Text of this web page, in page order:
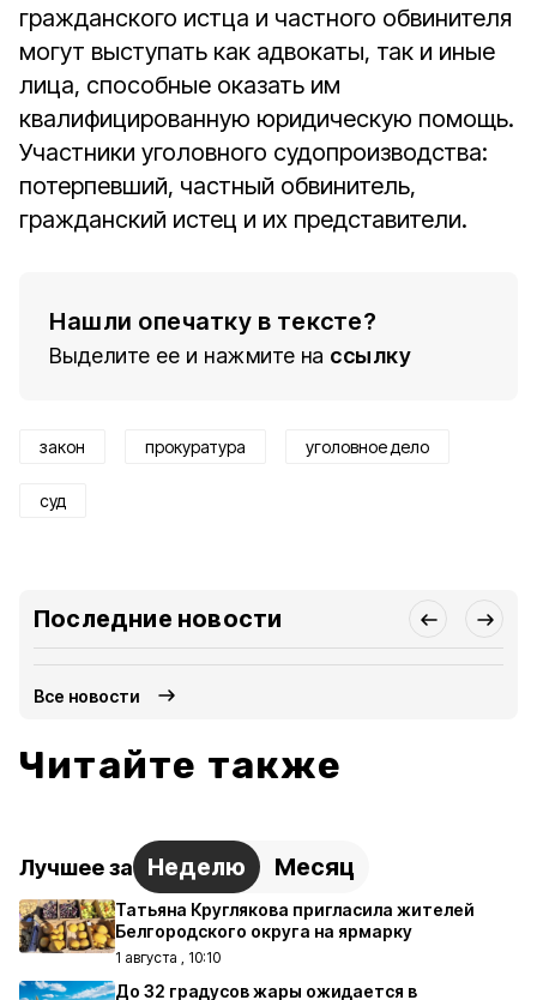
гражданского истца и частного обвинителя
могут выступать как адвокаты, так и иные
лица, способные оказать им
квалифицированную юридическую помощь.
Участники уголовного судопроизводства:
потерпевший, частный обвинитель,
гражданский истец и их представители.
Нашли опечатку в тексте?
Выделите ее и нажмите на ссылку
закон прокуратура уголовное дело
суд
Последние новости
Все новости
Читайте также
Лучшее за Неделю Месяц
Татьяна Круглякова пригласила жителей
Белгородского округа на ярмарку
1 августа , 10:10
До 32 градусов жары ожидается в